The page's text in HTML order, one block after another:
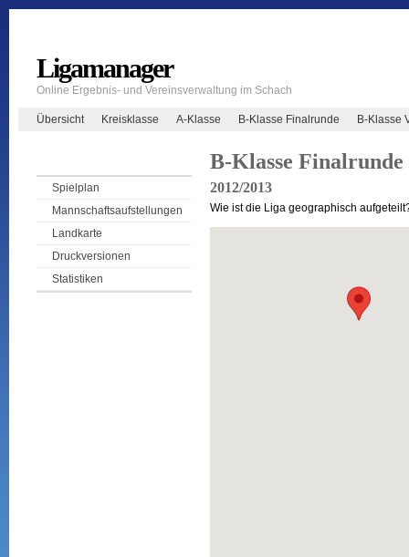
Ligamanager
Online Ergebnis- und Vereinsverwaltung im Schach
Übersicht Kreisklasse A-Klasse B-Klasse Finalrunde B-Klasse
Spielplan
Mannschaftsaufstellungen
Landkarte
Druckversionen
Statistiken
B-Klasse Finalrunde
2012/2013
Wie ist die Liga geographisch